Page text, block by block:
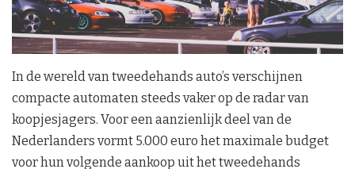
In de wereld van tweedehands auto’s verschijnen
compacte automaten steeds vaker op de radar van
koopjesjagers. Voor een aanzienlijk deel van de
Nederlanders vormt 5.000 euro het maximale budget
voor hun volgende aankoop uit het tweedehands